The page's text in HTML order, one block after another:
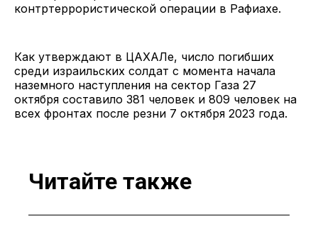
контртеррористической операции в Рафиахе.
Как утверждают в ЦАХАЛе, число погибших
среди израильских солдат с момента начала
наземного наступления на сектор Газа 27
октября составило 381 человек и 809 человек на
всех фронтах после резни 7 октября 2023 года.
Читайте также